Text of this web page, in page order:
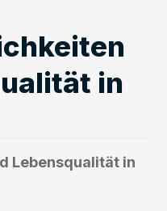
in
Lebensqualität in